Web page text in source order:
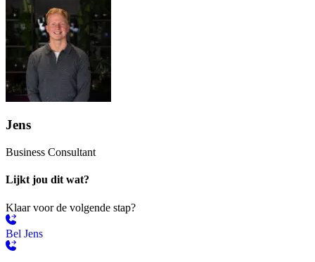
Jens
Business Consultant
Lijkt jou dit wat?
Klaar voor de volgende stap?
Bel Jens